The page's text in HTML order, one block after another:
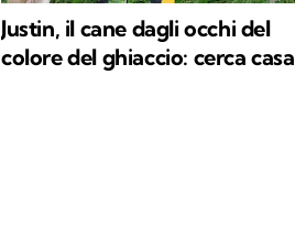
Justin, il cane dagli occhi del
colore del ghiaccio: cerca casa